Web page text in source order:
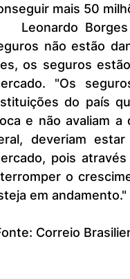
mais 50
não estão
os seguros
"Os
do país
e não avaliam a
deveriam
pois
o
em andamento."
Correio